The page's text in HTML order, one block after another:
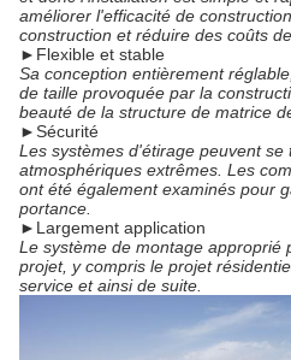
améliorer l'efficacité de
construction et réduire des coûts
► Flexible et stable
Sa conception entièrement
de taille provoquée par la
beauté de la structure de matrice
►Sécurité
Les systèmes d'étirage peuvent
atmosphériques extrêmes. Les
ont été également examinés pour
portance.
► Largement application
Le système de montage approprié
projet, y compris le projet
service et ainsi de suite.